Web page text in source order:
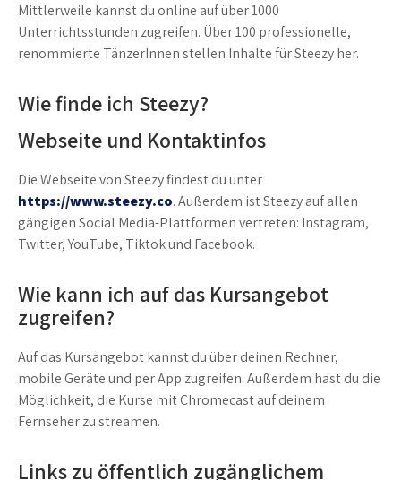
Mittlerweile kannst du online auf über 1000
Unterrichtsstunden zugreifen. Über 100 professionelle,
renommierte TänzerInnen stellen Inhalte für Steezy her.
Wie finde ich Steezy?
Webseite und Kontaktinfos
Die Webseite von Steezy findest du unter
https://www.steezy.co. Außerdem ist Steezy auf allen
gängigen Social Media-Plattformen vertreten: Instagram,
Twitter, YouTube, Tiktok und Facebook.
Wie kann ich auf das Kursangebot
zugreifen?
Auf das Kursangebot kannst du über deinen Rechner,
mobile Geräte und per App zugreifen. Außerdem hast du die
Möglichkeit, die Kurse mit Chromecast auf deinem
Fernseher zu streamen.
Links zu öffentlich zugänglichem